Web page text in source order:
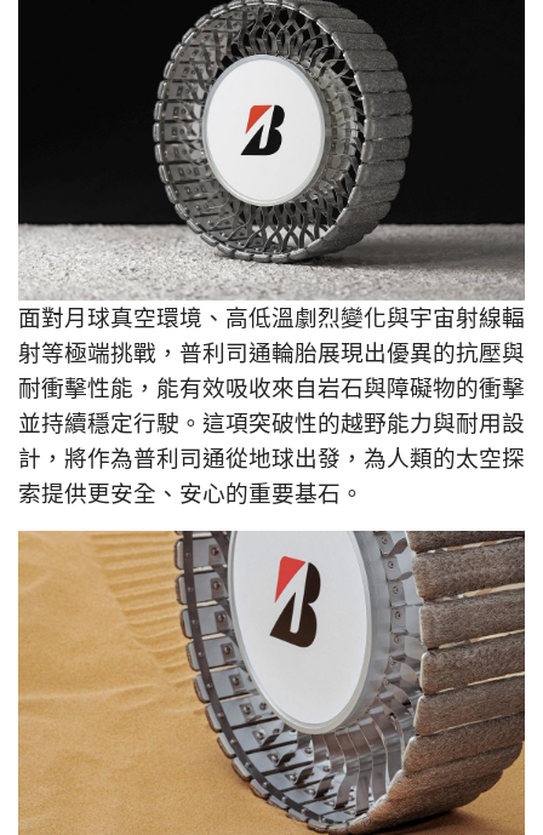
面對月球真空環境、高低溫劇烈變化與宇宙射線輻
射等極端挑戰，普利司通輪胎展現出優異的抗壓與
耐衝擊性能，能有效吸收來自岩石與障礙物的衝擊
並持續穩定行駛。這項突破性的越野能力與耐用設
計，將作為普利司通從地球出發，為人類的太空探
索提供更安全、安心的重要基石。